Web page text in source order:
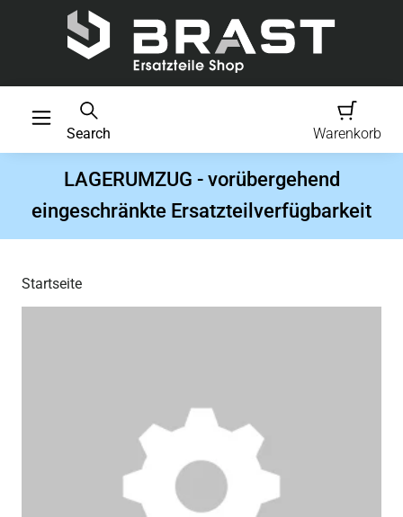
Search Warenkorb
LAGERUMZUG - vorübergehend
eingeschränkte Ersatzteilverfügbarkeit
Startseite